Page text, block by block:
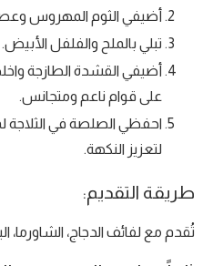
أضيفي الثوم المهروس
تبلي بالملح والفلفل الأبيض.
أضيفي القشدة الطازجة
على قوام ناعم ومتجانس.
لتعزيز النكهة.
طريقة التقديم:
تُقدم مع لفائف الدجاج، الشاورما،